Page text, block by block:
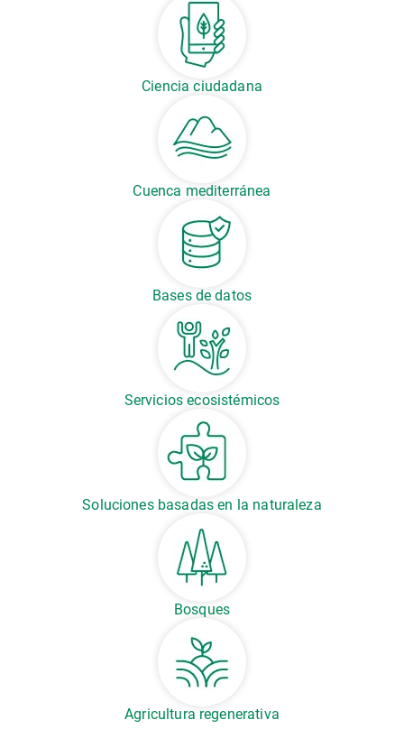
Ciencia ciudadana
Cuenca mediterránea
Bases de datos
Servicios ecosistémicos
Soluciones basadas en la naturaleza
Bosques
Agricultura regenerativa